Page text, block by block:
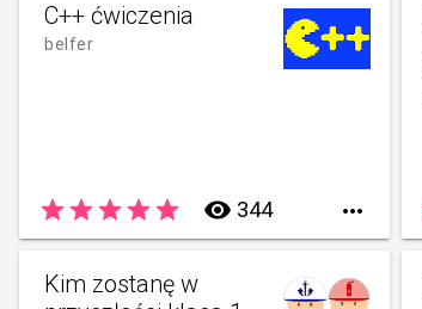
C++ ćwiczenia
belfer
starstarstarstarstar remove_red_eye 344 
Kim zostanę w